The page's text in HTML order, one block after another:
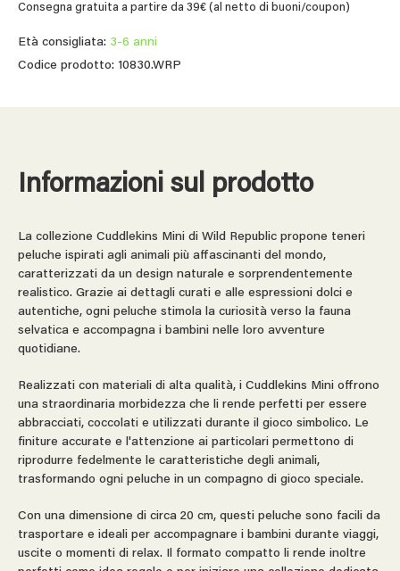
Consegna gratuita a partire da 39€ (al netto di buoni/coupon)
Età consigliata: 3-6 anni
Codice prodotto: 10830.WRP
Informazioni sul prodotto
La collezione Cuddlekins Mini di Wild Republic propone teneri
peluche ispirati agli animali più affascinanti del mondo,
caratterizzati da un design naturale e sorprendentemente
realistico. Grazie ai dettagli curati e alle espressioni dolci e
autentiche, ogni peluche stimola la curiosità verso la fauna
selvatica e accompagna i bambini nelle loro avventure
quotidiane.
Realizzati con materiali di alta qualità, i Cuddlekins Mini offrono
una straordinaria morbidezza che li rende perfetti per essere
abbracciati, coccolati e utilizzati durante il gioco simbolico. Le
finiture accurate e l'attenzione ai particolari permettono di
riprodurre fedelmente le caratteristiche degli animali,
trasformando ogni peluche in un compagno di gioco speciale.
Con una dimensione di circa 20 cm, questi peluche sono facili da
trasportare e ideali per accompagnare i bambini durante viaggi,
uscite o momenti di relax. Il formato compatto li rende inoltre